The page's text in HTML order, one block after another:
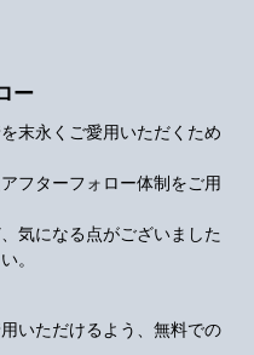
ー
末永くご愛用いただくため
フターフォロー体制をご用
気になる点がございました
。
いただけるよう、無料での